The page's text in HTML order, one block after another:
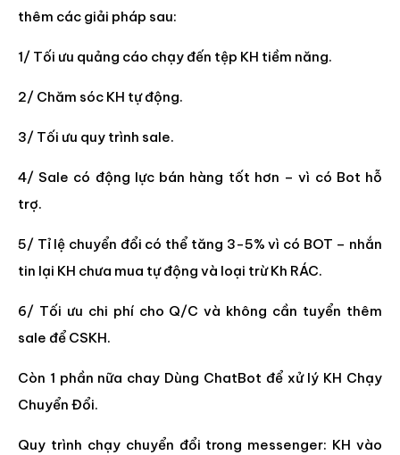
thêm các giải pháp sau:
1/ Tối ưu quảng cáo chạy đến tệp KH tiềm năng.
2/ Chăm sóc KH tự động.
3/ Tối ưu quy trình sale.
4/ Sale có động lực bán hàng tốt hơn – vì có Bot hỗ
trợ.
5/ Tỉ lệ chuyển đổi có thể tăng 3-5% vì có BOT – nhắn
tin lại KH chưa mua tự động và loại trừ Kh RÁC.
6/ Tối ưu chi phí cho Q/C và không cần tuyển thêm
sale để CSKH.
Còn 1 phần nữa chay Dùng ChatBot để xử lý KH Chạy
Chuyển Đổi.
Quy trình chạy chuyển đổi trong messenger: KH vào